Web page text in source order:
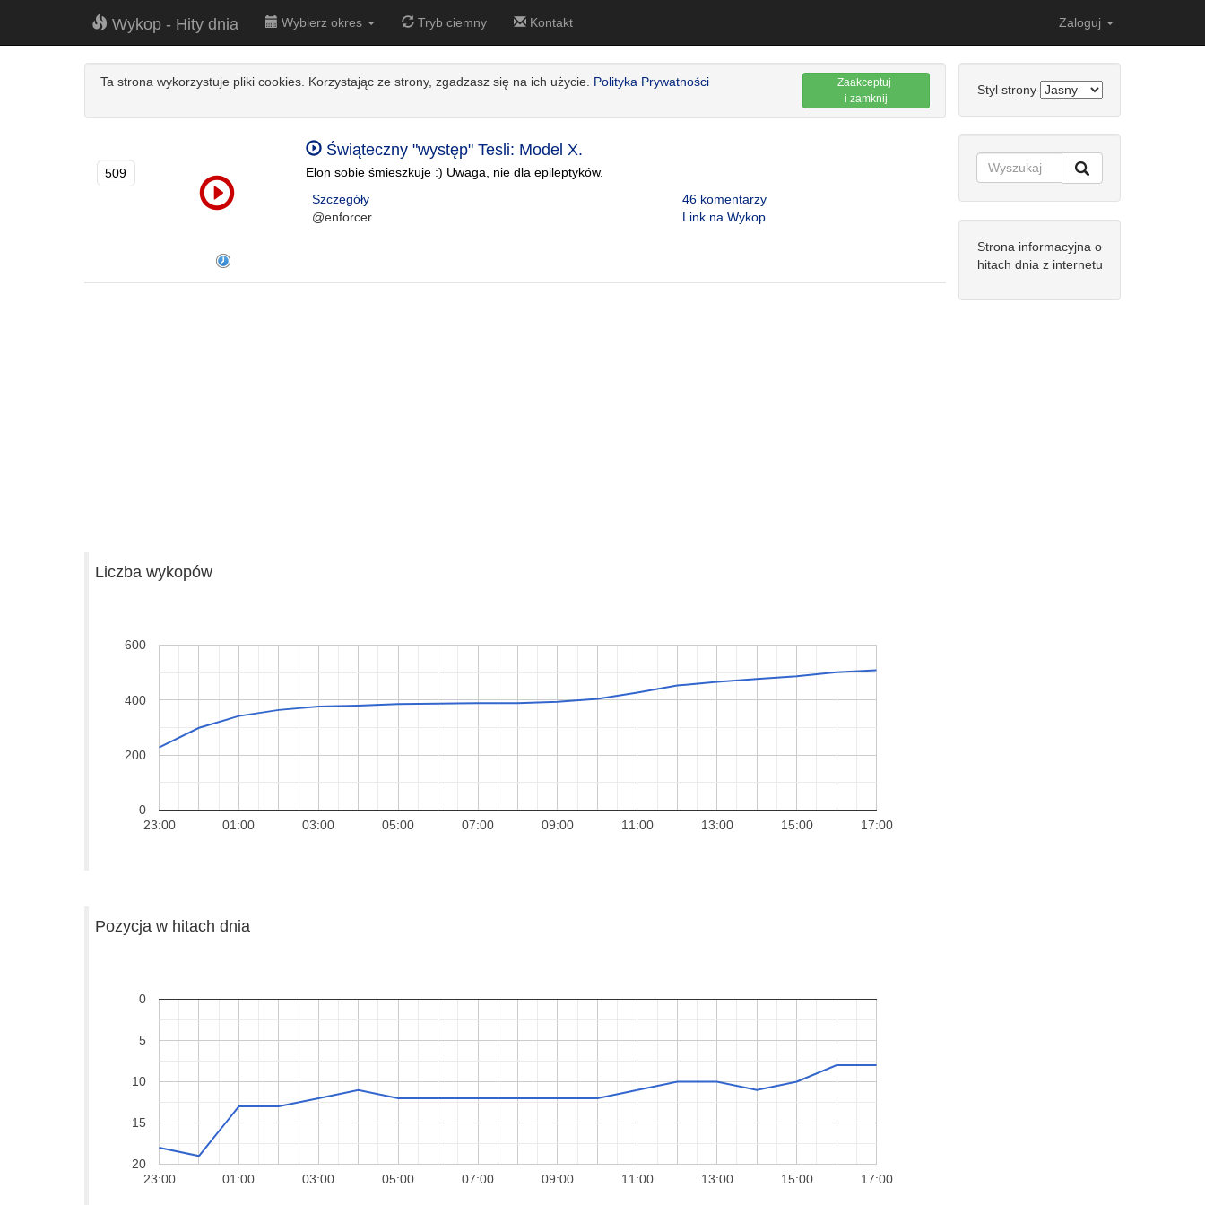
Wykop - Hity dnia Wybierz okres Tryb ciemny Kontakt Zaloguj
Ta strona wykorzystuje pliki cookies. Korzystając ze strony, zgadzasz się na ich użycie. Polityka Prywatności
Zaakceptuj
i zamknij
509
Świąteczny "występ" Tesli: Model X.
Elon sobie śmieszkuje :) Uwaga, nie dla epileptyków.
Szczegóły
@enforcer
46 komentarzy
Link na Wykop
Liczba wykopów
23:00 01:00 03:00 05:00 07:00 09:00 11:00 13:00 15:00 17:00
0
200
400
600
Pozycja w hitach dnia
23:00 01:00 03:00 05:00 07:00 09:00 11:00 13:00 15:00 17:00
0
5
10
15
20
Styl strony
Strona informacyjna o
hitach dnia z internetu